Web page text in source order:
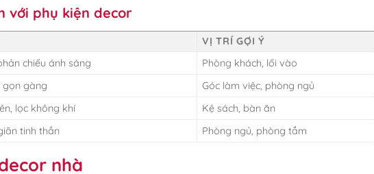
với phụ kiện decor
VỊ TRÍ GỢI Ý
chiếu ánh sáng
Phòng khách, lối vào
gọn gàng
Góc làm việc, phòng ngủ
lọc không khí
Kệ sách, bàn ăn
tinh thần Phòng ngủ, phòng tắm
nhà